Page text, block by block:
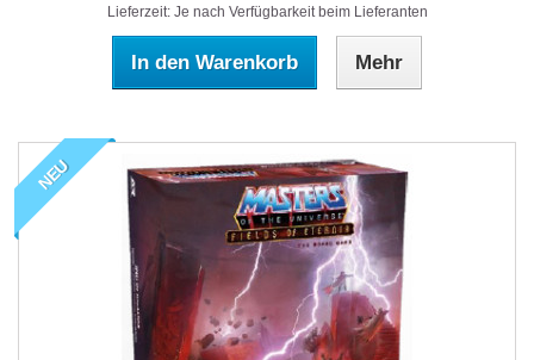
Lieferzeit: Je nach Verfügbarkeit beim Lieferanten
In den Warenkorb Mehr
NEU